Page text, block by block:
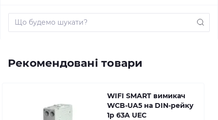
Рекомендовані товари
WIFI SMART вимикач
WCB-UA5 на DIN-рейку
1p 63A UEC